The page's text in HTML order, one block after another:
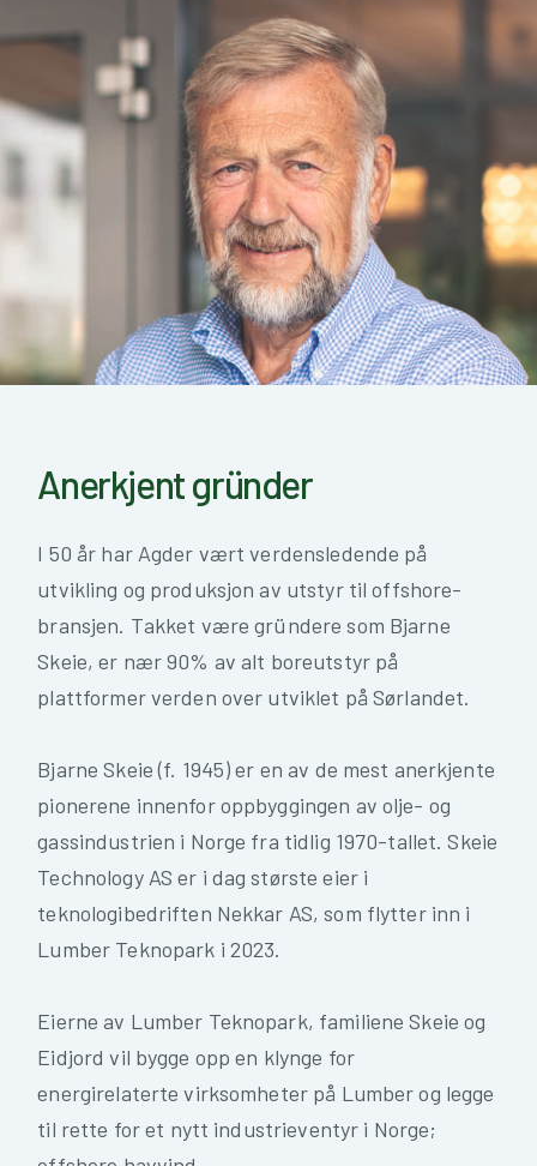
Anerkjent gründer
I 50 år har Agder vært verdensledende på
utvikling og produksjon av utstyr til offshore-
bransjen. Takket være gründere som Bjarne
Skeie, er nær 90% av alt boreutstyr på
plattformer verden over utviklet på Sørlandet.
Bjarne Skeie (f. 1945) er en av de mest anerkjente
pionerene innenfor oppbyggingen av olje- og
gassindustrien i Norge fra tidlig 1970-tallet. Skeie
Technology AS er i dag største eier i
teknologibedriften Nekkar AS, som flytter inn i
Lumber Teknopark i 2023.
Eierne av Lumber Teknopark, familiene Skeie og
Eidjord vil bygge opp en klynge for
energirelaterte virksomheter på Lumber og legge
til rette for et nytt industrieventyr i Norge;